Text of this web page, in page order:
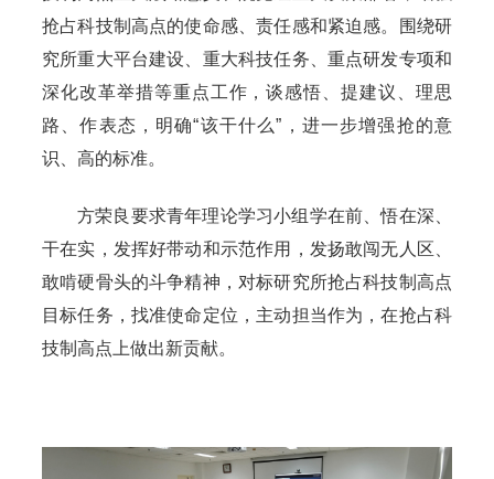
抢占科技制高点的使命感、责任感和紧迫感。围绕研
究所重大平台建设、重大科技任务、重点研发专项和
深化改革举措等重点工作，谈感悟、提建议、理思
路、作表态，明确“该干什么”，进一步增强抢的意
识、高的标准。
方荣良要求青年理论学习小组学在前、悟在深、
干在实，发挥好带动和示范作用，发扬敢闯无人区、
敢啃硬骨头的斗争精神，对标研究所抢占科技制高点
目标任务，找准使命定位，主动担当作为，在抢占科
技制高点上做出新贡献。